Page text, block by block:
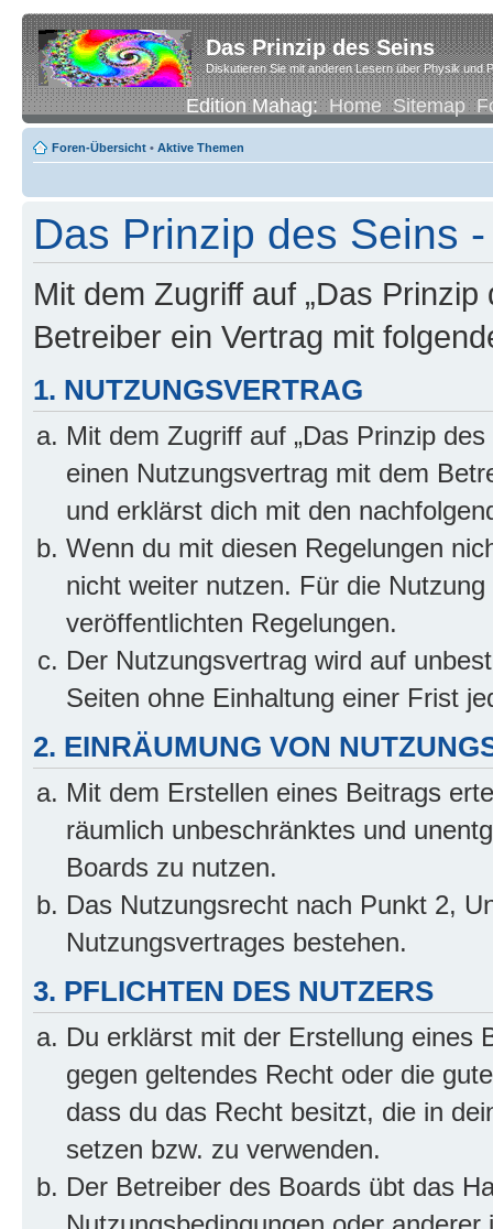
Das Prinzip des Seins
Diskutieren Sie mit anderen Lesern über Physik und
Edition Mahag:Home Sitemap
Foren-Übersicht • Aktive Themen
Das Prinzip des Seins
Mit dem Zugriff auf „Das
Betreiber ein Vertrag mit
1. NUTZUNGSVERTRAG
Mit dem Zugriff auf „Das Prinzip
einen Nutzungsvertrag mit dem
und erklärst dich mit den
Wenn du mit diesen Regelungen
nicht weiter nutzen. Für die
veröffentlichten Regelungen.
Der Nutzungsvertrag wird auf
Seiten ohne Einhaltung einer Frist
2. EINRÄUMUNG VON
Mit dem Erstellen eines Beitrags
räumlich unbeschränktes und
Boards zu nutzen.
Das Nutzungsrecht nach Punkt 2,
Nutzungsvertrages bestehen.
3. PFLICHTEN DES NUTZERS
Du erklärst mit der Erstellung eines
gegen geltendes Recht oder die
dass du das Recht besitzt, die in
setzen bzw. zu verwenden.
Der Betreiber des Boards übt das